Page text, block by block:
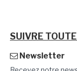
SUIVRE
Newsletter